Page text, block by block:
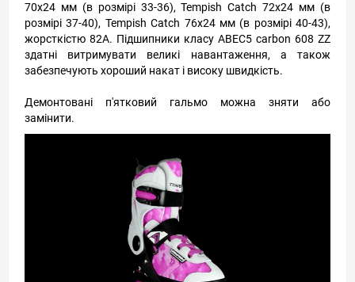
70х24 мм (в розмірі 33-36), Tempish Catch 72х24 мм (в
розмірі 37-40), Tempish Catch 76х24 мм (в розмірі 40-43),
жорсткістю 82А. Підшипники класу ABEC5 carbon 608 ZZ
здатні витримувати великі навантаження, а також
забезпечують хороший накат і високу швидкість.
Демонтовані п'ятковий гальмо можна зняти або
замінити.